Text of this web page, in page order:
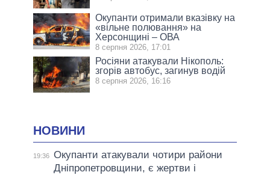
Окупанти отримали вказівку на
«вільне полювання» на
Херсонщині – ОВА
8 серпня 2026, 17:01
Росіяни атакували Нікополь:
згорів автобус, загинув водій
8 серпня 2026, 16:16
НОВИНИ
19:36 Окупанти атакували чотири райони
Дніпропетровщини, є жертви і